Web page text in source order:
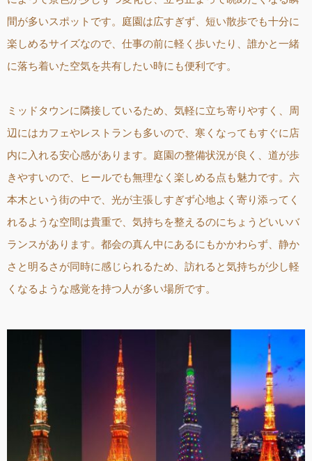
間が多いスポットです。庭園は広すぎず、短い散歩でも十分に
楽しめるサイズなので、仕事の前に軽く歩いたり、誰かと一緒
に落ち着いた空気を共有したい時にも便利です。
ミッドタウンに隣接しているため、気軽に立ち寄りやすく、周
辺にはカフェやレストランも多いので、寒くなってもすぐに店
内に入れる安心感があります。庭園の整備状況が良く、道が歩
きやすいので、ヒールでも無理なく楽しめる点も魅力です。六
本木という街の中で、光が主張しすぎず心地よく寄り添ってく
れるような空間は貴重で、気持ちを整えるのにちょうどいいバ
ランスがあります。都会の真ん中にあるにもかかわらず、静か
さと明るさが同時に感じられるため、訪れると気持ちが少し軽
くなるような感覚を持つ人が多い場所です。